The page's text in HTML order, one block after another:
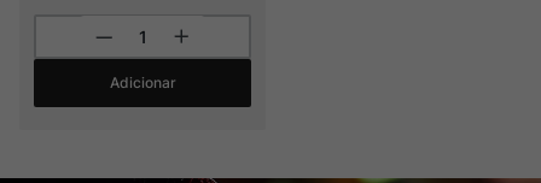
Adicionar